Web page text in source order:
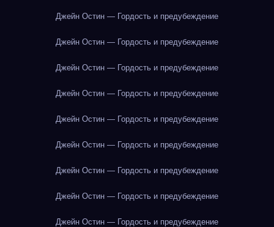
Джейн Остин — Гордость и предубеждение
Джейн Остин — Гордость и предубеждение
Джейн Остин — Гордость и предубеждение
Джейн Остин — Гордость и предубеждение
Джейн Остин — Гордость и предубеждение
Джейн Остин — Гордость и предубеждение
Джейн Остин — Гордость и предубеждение
Джейн Остин — Гордость и предубеждение
Джейн Остин — Гордость и предубеждение